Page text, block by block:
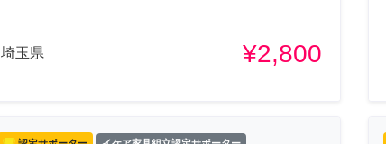
埼玉県 ¥2,800